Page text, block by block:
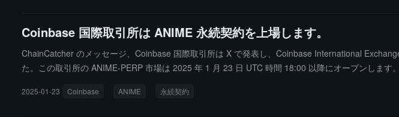
Coinbase 国際取引所は ANIME 永続契約を上場します。
ChainCatcher のメッセージ、Coinbase 国際取引所は X で発表し、Coinbase International
た。この取引所の ANIME-PERP 市場は 2025 年 1 月 23 日 UTC 時間 18:00 以降にオープンします。
2025-01-23 Coinbase ANIME 永続契約